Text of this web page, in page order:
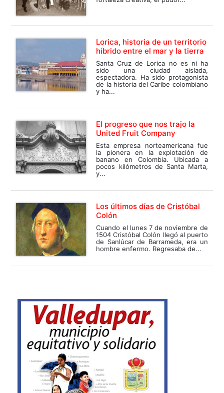
Lorica, historia de un territorio
híbrido entre el mar y la tierra
Santa Cruz de Lorica no es ni ha
sido una ciudad aislada,
espectadora. Ha sido protagonista
de la historia del Caribe colombiano
y ha...
El progreso que nos trajo la
United Fruit Company
Esta empresa norteamericana fue
la pionera en la explotación de
banano en Colombia. Ubicada a
pocos kilómetros de Santa Marta,
y...
Los últimos días de Cristóbal
Colón
Cuando el lunes 7 de noviembre de
1504 Cristóbal Colón llegó al puerto
de Sanlúcar de Barrameda, era un
hombre enfermo. Regresaba de...